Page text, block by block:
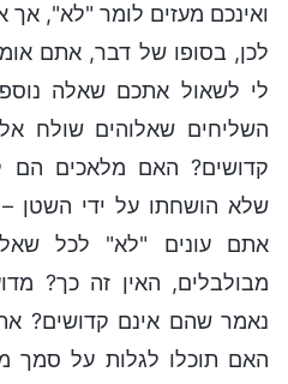
ואינכם מעזים לומר "לא", אך
לכן, בסופו של דבר, אתם
לי לשאול אתכם שאלה
השליחים שאלוהים שולח
קדושים? האם מלאכים הם
שלא הושחתו על ידי השטן
אתם עונים "לא" לכל
מבולבלים, האין זה כך?
נאמר שהם אינם קדושים?
האם תוכלו לגלות על סמך